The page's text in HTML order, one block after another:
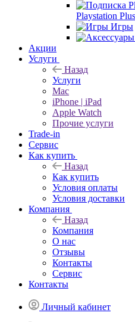
Playstation Plus
Игры
Акции
Услуги
Назад
Услуги
Mac
iPhone | iPad
Apple Watch
Прочие услуги
Trade-in
Сервис
Как купить
Назад
Как купить
Условия оплаты
Условия доставки
Компания
Назад
Компания
О нас
Отзывы
Контакты
Сервис
Контакты
Личный кабинет